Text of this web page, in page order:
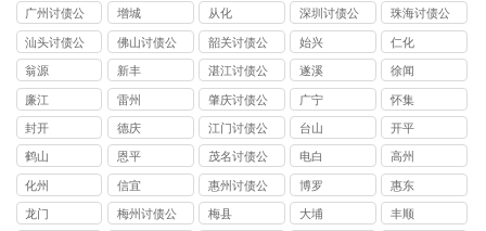
广州讨债公
司
增城 从化
深圳讨债公
司
珠海讨债公
司
汕头讨债公
司
佛山讨债公
司
韶关讨债公
司
始兴 仁化
翁源 新丰
湛江讨债公
司
遂溪 徐闻
廉江 雷州
肇庆讨债公
司
广宁 怀集
封开 德庆
江门讨债公
司
台山 开平
鹤山 恩平
茂名讨债公
司
电白 高州
化州 信宜
惠州讨债公
司
博罗 惠东
龙门
梅州讨债公
梅县 大埔 丰顺